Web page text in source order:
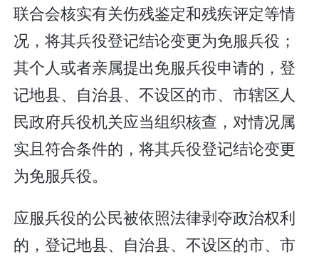
联合会核实有关伤残鉴定和残疾评定等情
况，将其兵役登记结论变更为免服兵役；
其个人或者亲属提出免服兵役申请的，登
记地县、自治县、不设区的市、市辖区人
民政府兵役机关应当组织核查，对情况属
实且符合条件的，将其兵役登记结论变更
为免服兵役。
应服兵役的公民被依照法律剥夺政治权利
的，登记地县、自治县、不设区的市、市